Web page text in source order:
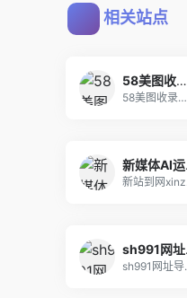
相关站点
58美图收录网-自动收录网站-流量交换-自动链
58美图收录网,自动收录网站,流量交换,自动链！
新
sh991
sh991